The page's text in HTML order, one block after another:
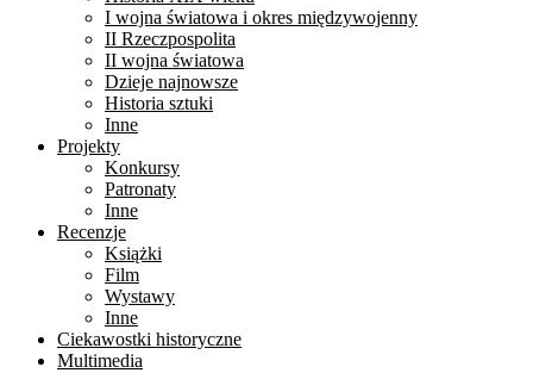
I wojna światowa i okres międzywojenny
II Rzeczpospolita
II wojna światowa
Dzieje najnowsze
Historia sztuki
Inne
Projekty
Konkursy
Patronaty
Inne
Recenzje
Książki
Film
Wystawy
Inne
Ciekawostki historyczne
Multimedia